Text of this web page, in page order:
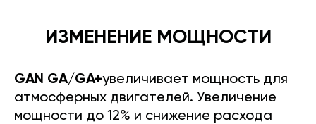
ИЗМЕНЕНИЕ МОЩНОСТИ
GAN GA/GA+увеличивает мощность для
атмосферных двигателей. Увеличение
мощности до 12% и снижение расхода